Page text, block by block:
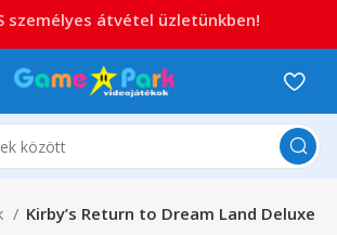
Kirby’s Return to Dream Land Deluxe
személyes átvétel üzletünkben!